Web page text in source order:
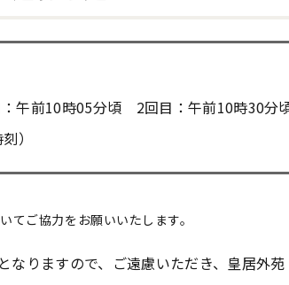
午前10時05分頃 2回目：午前10時30分
）
てご協力をお願いいたします。
なりますので、ご遠慮いただき、皇居外